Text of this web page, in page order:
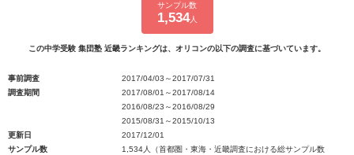
サンプル数
1,534人
この中学受験 集団塾 近畿ランキングは、オリコンの以下の調査に基づいています。
事前調査
2017/04/03～2017/07/31
調査期間
2017/08/01～2017/08/14
2016/08/23～2016/08/29
2015/08/31～2015/10/13
更新日
2017/12/01
サンプル数
1,534人（首都圏・東海・近畿調査における総サンプル数